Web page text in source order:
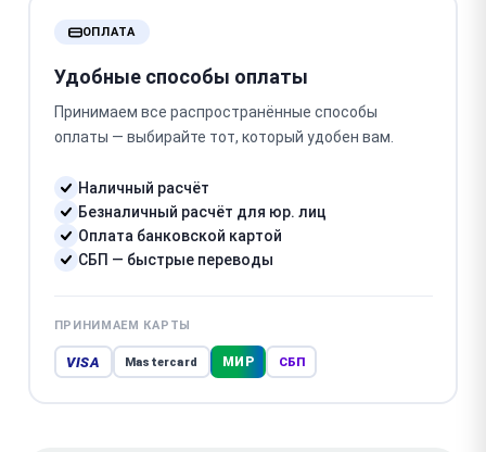
ОПЛАТА
Удобные способы оплаты
Принимаем все распространённые способы
оплаты — выбирайте тот, который удобен вам.
Наличный расчёт
Безналичный расчёт для юр. лиц
Оплата банковской картой
СБП — быстрые переводы
ПРИНИМАЕМ КАРТЫ
VISA Mastercard МИР СБП